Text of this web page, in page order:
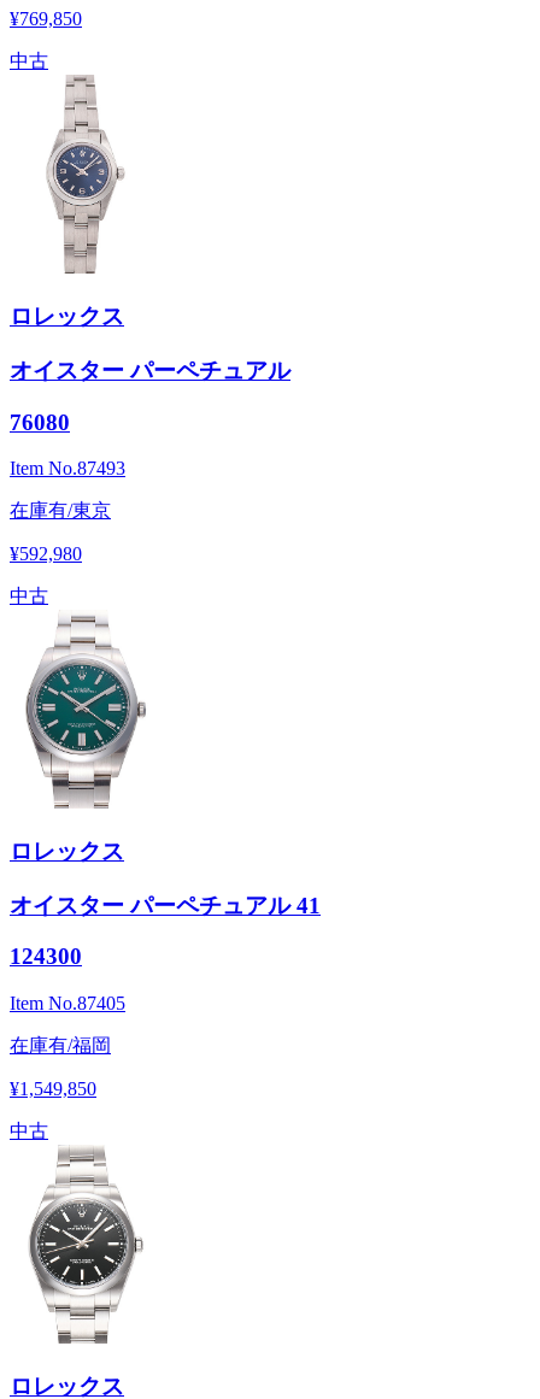
¥769,850
中古
ロレックス
オイスター パーペチュアル
76080
Item No.87493
在庫有/東京
¥592,980
中古
ロレックス
オイスター パーペチュアル 41
124300
Item No.87405
在庫有/福岡
¥1,549,850
中古
ロレックス